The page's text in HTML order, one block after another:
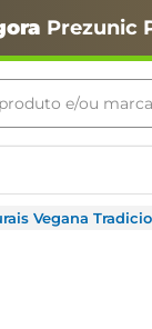
Prezunic
e/ou
Vegana